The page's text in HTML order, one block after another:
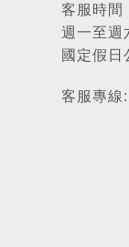
客服時間
週一至週
國定假日
客服專